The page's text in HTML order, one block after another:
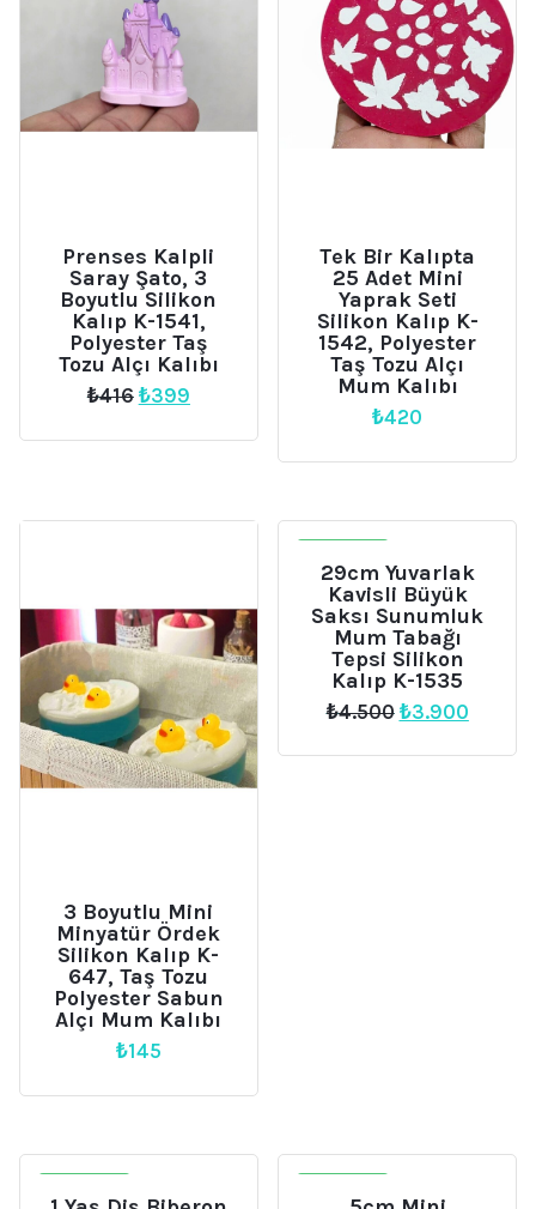
Prenses Kalpli
Saray Şato, 3
Boyutlu Silikon
Kalıp K-1541,
Polyester Taş
Tozu Alçı Kalıbı
₺416 Orijinal
₺416.
₺399Şu
fiyat:
Tek Bir Kalıpta
25 Adet Mini
Yaprak Seti
Silikon Kalıp K-
1542, Polyester
Taş Tozu Alçı
Mum Kalıbı
₺420
3 Boyutlu Mini
Minyatür Ördek
Silikon Kalıp K-
647, Taş Tozu
Polyester Sabun
Alçı Mum Kalıbı
₺145
29cm Yuvarlak
Kavisli Büyük
Saksı Sunumluk
Mum Tabağı
Tepsi Silikon
Kalıp K-1535
₺4.500 Orijinal
₺4.500.
₺3.900Şu
fiyat: